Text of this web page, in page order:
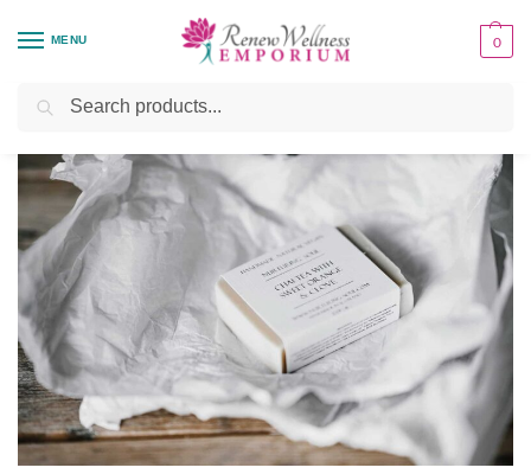
MENU 0
Home / Handmade / Save a Marine Mammal, Save a Planet